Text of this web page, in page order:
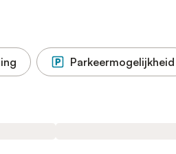
Parkeermogelijkheid